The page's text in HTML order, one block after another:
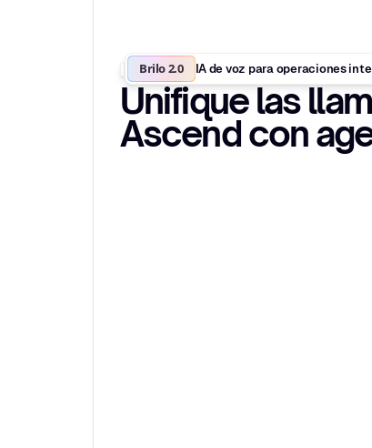
Brilo 2.0 IA de voz para operaciones
Unifique las
Ascend con